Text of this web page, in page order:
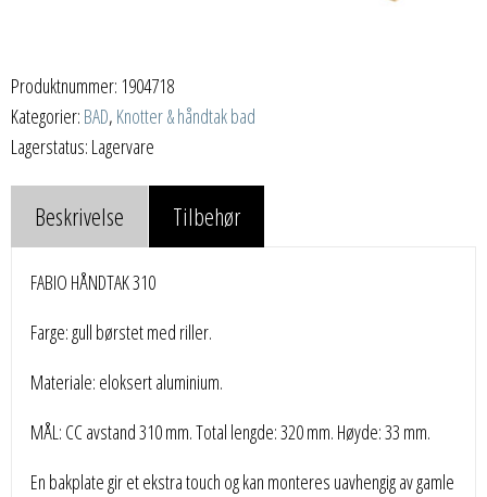
Produktnummer: 1904718
Kategorier: BAD, Knotter & håndtak bad
Lagerstatus: Lagervare
Beskrivelse Tilbehør
FABIO HÅNDTAK 310
Farge: gull børstet med riller.
Materiale: eloksert aluminium.
MÅL: CC avstand 310 mm. Total lengde: 320 mm. Høyde: 33 mm.
En bakplate gir et ekstra touch og kan monteres uavhengig av gamle